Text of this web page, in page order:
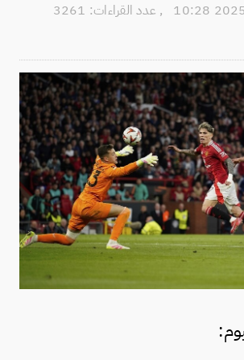
, عدد القراءات: 3261